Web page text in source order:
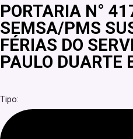
PORTARIA N°
SEMSA/PMS
FÉRIAS DO
PAULO DUARTE
Tipo: